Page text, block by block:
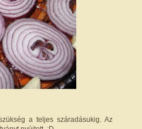
a teljes száradásukig. Az